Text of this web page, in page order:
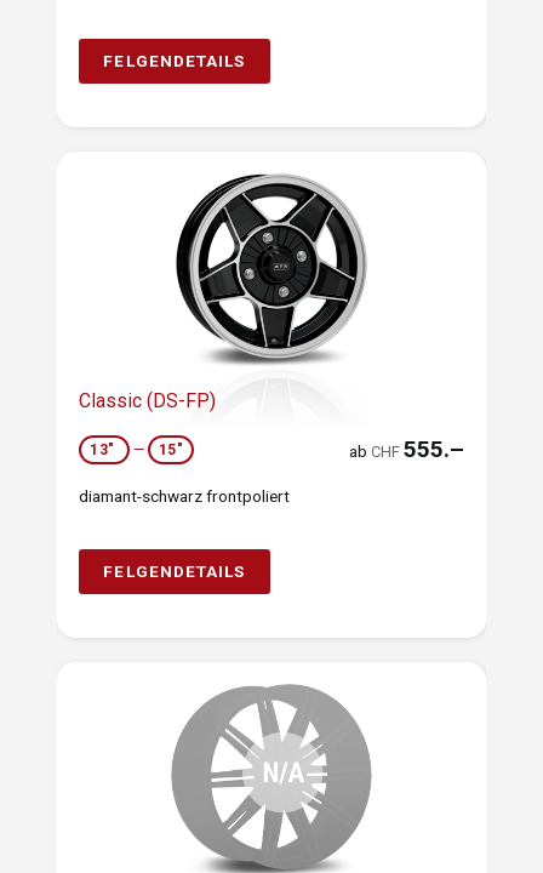
FELGENDETAILS
Classic (DS-FP)
13" — 15" abCHF 555.–
diamant-schwarz frontpoliert
FELGENDETAILS